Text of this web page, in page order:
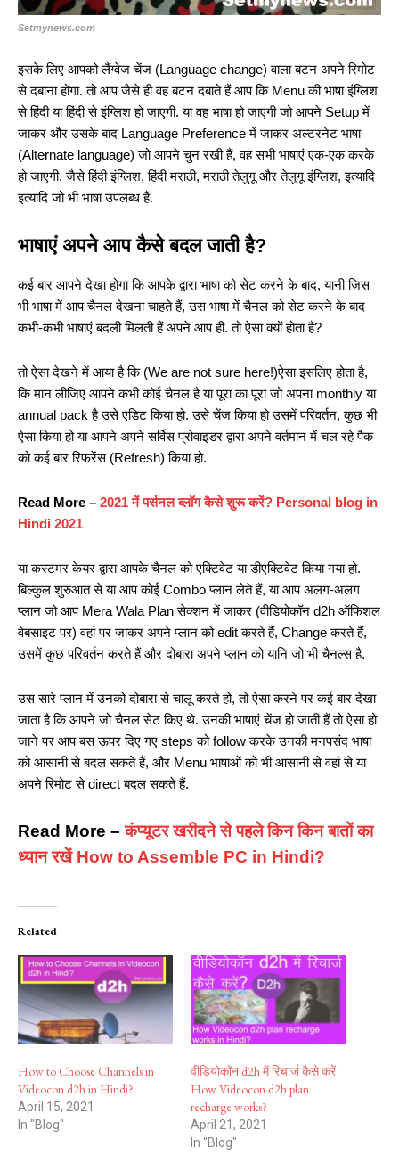
Setmynews.com
इसके लिए आपको लैंग्वेज चेंज (Language change) वाला बटन अपने रिमोट
से दबाना होगा. तो आप जैसे ही वह बटन दबाते हैं आप कि Menu की भाषा इंग्लिश
से हिंदी या हिंदी से इंग्लिश हो जाएगी. या वह भाषा हो जाएगी जो आपने Setup में
जाकर और उसके बाद Language Preference में जाकर अल्टरनेट भाषा
(Alternate language) जो आपने चुन रखी हैं, वह सभी भाषाएं एक-एक करके
हो जाएगी. जैसे हिंदी इंग्लिश, हिंदी मराठी, मराठी तेलुगू और तेलुगू इंग्लिश, इत्यादि
इत्यादि जो भी भाषा उपलब्ध है.
भाषाएं अपने आप कैसे बदल जाती है?
कई बार आपने देखा होगा कि आपके द्वारा भाषा को सेट करने के बाद, यानी जिस
भी भाषा में आप चैनल देखना चाहते हैं, उस भाषा में चैनल को सेट करने के बाद
कभी-कभी भाषाएं बदली मिलती हैं अपने आप ही. तो ऐसा क्यों होता है?
तो ऐसा देखने में आया है कि (We are not sure here!)ऐसा इसलिए होता है,
कि मान लीजिए आपने कभी कोई चैनल है या पूरा का पूरा जो अपना monthly या
annual pack है उसे एडिट किया हो. उसे चेंज किया हो उसमें परिवर्तन, कुछ भी
ऐसा किया हो या आपने अपने सर्विस प्रोवाइडर द्वारा अपने वर्तमान में चल रहे पैक
को कई बार रिफरेंस (Refresh) किया हो.
Read More – 2021 में पर्सनल ब्लॉग कैसे शुरू करें? Personal blog in
Hindi 2021
या कस्टमर केयर द्वारा आपके चैनल को एक्टिवेट या डीएक्टिवेट किया गया हो.
बिल्कुल शुरुआत से या आप कोई Combo प्लान लेते हैं, या आप अलग-अलग
प्लान जो आप Mera Wala Plan सेक्शन में जाकर (वीडियोकॉन d2h ऑफिशल
वेबसाइट पर) वहां पर जाकर अपने प्लान को edit करते हैं, Change करते हैं,
उसमें कुछ परिवर्तन करते हैं और दोबारा अपने प्लान को यानि जो भी चैनल्स है.
उस सारे प्लान में उनको दोबारा से चालू करते हो, तो ऐसा करने पर कई बार देखा
जाता है कि आपने जो चैनल सेट किए थे. उनकी भाषाएं चेंज हो जाती हैं तो ऐसा हो
जाने पर आप बस ऊपर दिए गए steps को follow करके उनकी मनपसंद भाषा
को आसानी से बदल सकते हैं, और Menu भाषाओं को भी आसानी से वहां से या
अपने रिमोट से direct बदल सकते हैं.
Read More –कंप्यूटर खरीदने से पहले किन किन बातों का
ध्यान रखें How to Assemble PC in Hindi?
Related
How to Choose Channels in
Videocon d2h in Hindi?
April 15, 2021
In "Blog"
वीडियोकॉन d2h में रिचार्ज कैसे करें
How Videocon d2h plan
recharge works?
April 21, 2021
In "Blog"